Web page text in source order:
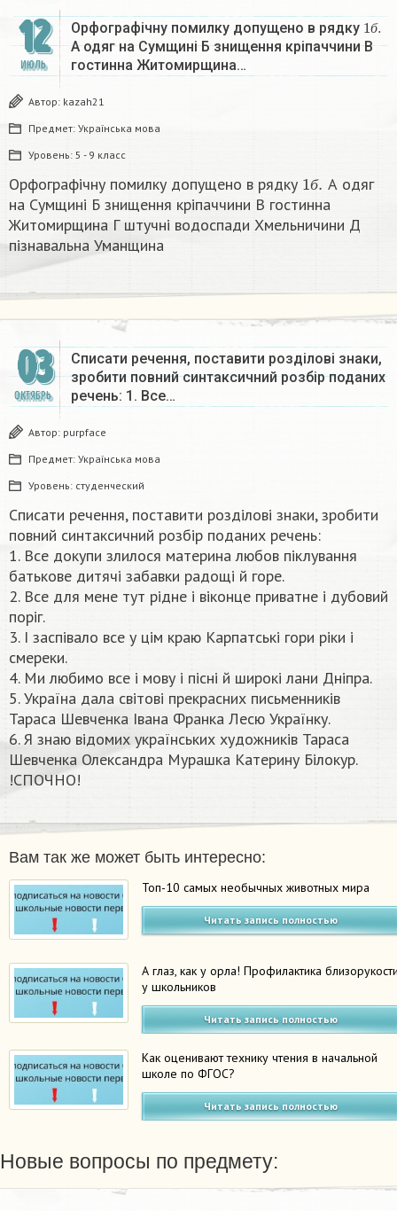
12
ИЮЛЬ
Орфографічну помилку допущено в рядку б
1б.
А одяг на Сумщині Б знищення кріпаччини В
гостинна Житомирщина…
Автор: kazah21
Предмет: Українська мова
Уровень: 5 - 9 класс
Орфографічну помилку допущено в рядку б
1 б А одяг
на Сумщині Б знищення кріпаччини В гостинна
Житомирщина Г штучні водоспади Хмельничини Д
пізнавальна Уманщина
03
ОКТЯБРЬ
Списати речення, поставити розділові знаки,
зробити повний синтаксичний розбір поданих
речень: 1. Все…
Автор: purpface
Предмет: Українська мова
Уровень: студенческий
Списати речення, поставити розділові знаки, зробити
повний синтаксичний розбір поданих речень:
1. Все докупи злилося материна любов піклування
батькове дитячі забавки радощі й горе.
2. Все для мене тут рідне і віконце приватне і дубовий
поріг.
3. І заспівало все у цім краю Карпатські гори ріки і
смереки.
4. Ми любимо все і мову і пісні й широкі лани Дніпра.
5. Україна дала світові прекрасних письменників
Тараса Шевченка Івана Франка Лесю Українку.
6. Я знаю відомих українських художників Тараса
Шевченка Олександра Мурашка Катерину Білокур.
!СПОЧНО!​
Вам так же может быть интересно:
Топ-10 самых необычных животных мира
Читать запись полностью
А глаз, как у орла! Профилактика
у школьников
Читать запись полностью
Как оценивают технику чтения в начальной
школе по ФГОС?
Читать запись полностью
Новые вопросы по предмету: